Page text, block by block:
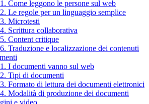
Come leggono le persone sul web
Le regole per un linguaggio semplice
Microtesti
Scrittura collaborativa
Content critique
Traduzione e localizzazione dei contenuti
I documenti vanno sul web
Tipi di documenti
Formato di lettura dei documenti elettronici
Modalità di produzione dei documenti
e video